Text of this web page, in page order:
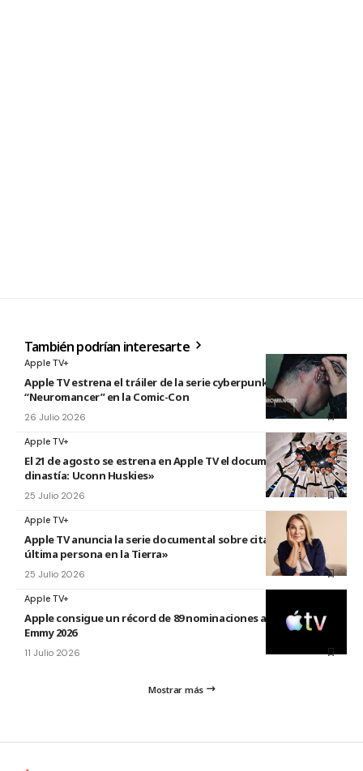
También podrían interesarte
Apple TV+
Apple TV estrena el tráiler de la serie cyberpunk
“Neuromancer” en la Comic-Con
26 Julio 2026
Apple TV+
El 21 de agosto se estrena en Apple TV el documental «La
dinastía: Uconn Huskies»
25 Julio 2026
Apple TV+
Apple TV anuncia la serie documental sobre citas titulada «La
última persona en la Tierra»
25 Julio 2026
Apple TV+
Apple consigue un récord de 89 nominaciones a los premios
Emmy 2026
11 Julio 2026
Mostrar más